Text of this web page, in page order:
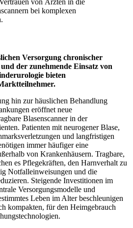
von Ärzten in die
bei komplexen
Versorgung chronischer
der zunehmende Einsatz von
bieten
hin zur häuslichen Behandlung
eröffnet neue
Blasenscanner in der
Patienten mit neurogener Blase,
und langfristigen
immer häufiger eine
von Krankenhäusern. Tragbare,
es Pflegekräften, den Harnverhalt zu
Notfalleinweisungen und die
Steigende Investitionen im
Versorgungsmodelle und
Leben im Alter beschleunigen
kompakten, für den Heimgebrauch